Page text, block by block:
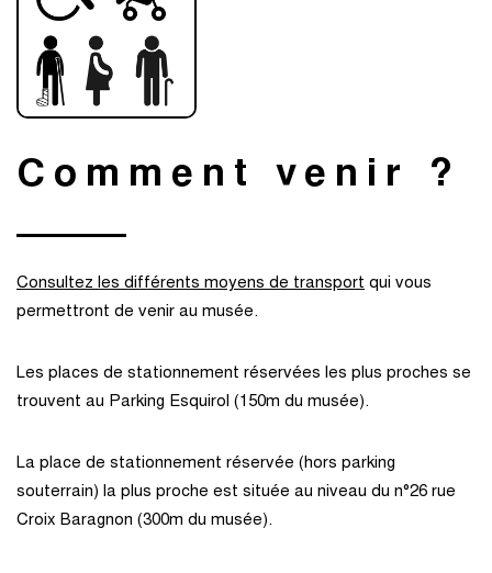
Comment venir ?
Consultez les différents moyens de transport qui vous
permettront de venir au musée.
Les places de stationnement réservées les plus proches se
trouvent au Parking Esquirol (150m du musée).
La place de stationnement réservée (hors parking
souterrain) la plus proche est située au niveau du n°26 rue
Croix Baragnon (300m du musée).